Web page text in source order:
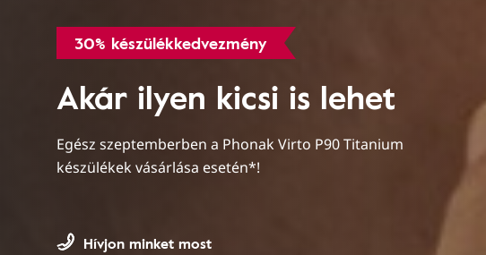
30% készülékkedvezmény
Akár ilyen kicsi is lehet
Egész szeptemberben a Phonak Virto P90 Titanium
készülékek vásárlása esetén*!
Hívjon minket most